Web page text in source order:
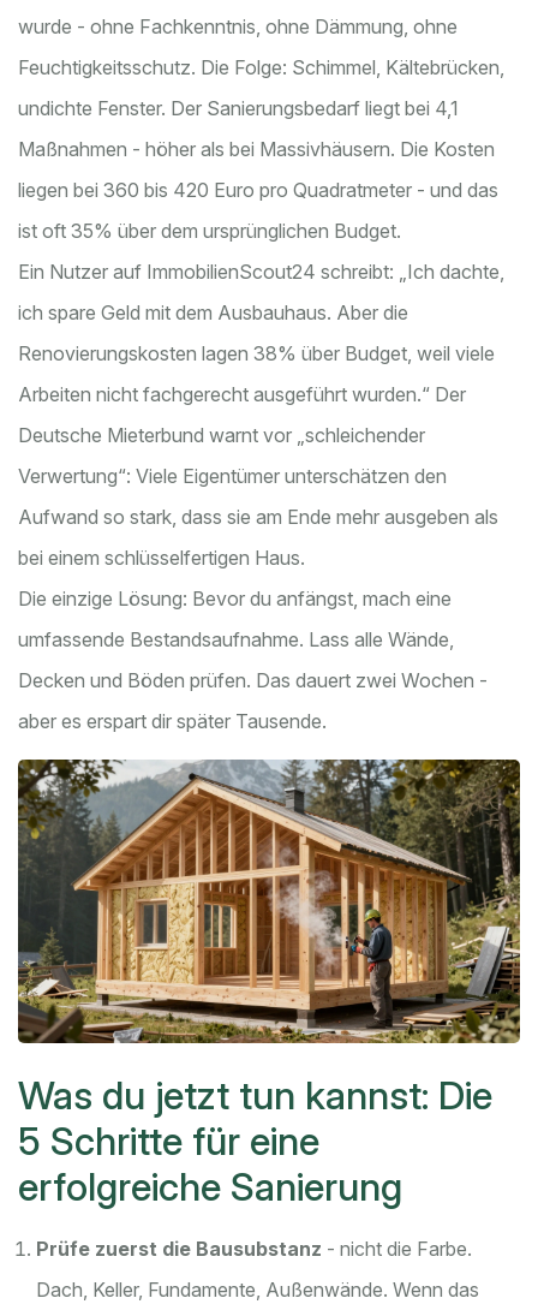
wurde - ohne Fachkenntnis, ohne Dämmung, ohne
Feuchtigkeitsschutz. Die Folge: Schimmel, Kältebrücken,
undichte Fenster. Der Sanierungsbedarf liegt bei 4,1
Maßnahmen - höher als bei Massivhäusern. Die Kosten
liegen bei 360 bis 420 Euro pro Quadratmeter - und das
ist oft 35% über dem ursprünglichen Budget.
Ein Nutzer auf ImmobilienScout24 schreibt: „Ich dachte,
ich spare Geld mit dem Ausbauhaus. Aber die
Renovierungskosten lagen 38% über Budget, weil viele
Arbeiten nicht fachgerecht ausgeführt wurden.“ Der
Deutsche Mieterbund warnt vor „schleichender
Verwertung“: Viele Eigentümer unterschätzen den
Aufwand so stark, dass sie am Ende mehr ausgeben als
bei einem schlüsselfertigen Haus.
Die einzige Lösung: Bevor du anfängst, mach eine
umfassende Bestandsaufnahme. Lass alle Wände,
Decken und Böden prüfen. Das dauert zwei Wochen -
aber es erspart dir später Tausende.
Was du jetzt tun kannst: Die
5 Schritte für eine
erfolgreiche Sanierung
Prüfe zuerst die Bausubstanz - nicht die Farbe.
Dach, Keller, Fundamente, Außenwände. Wenn das